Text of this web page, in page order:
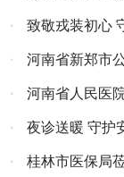
大会
·
致敬戎装初心
院召开八一建军
·
河南省新郑市
疗健康服务集团
·
河南省人民医
型义诊活动圆满
·
夜诊送暖 守护
诊便民惠民
·
桂林市医保局